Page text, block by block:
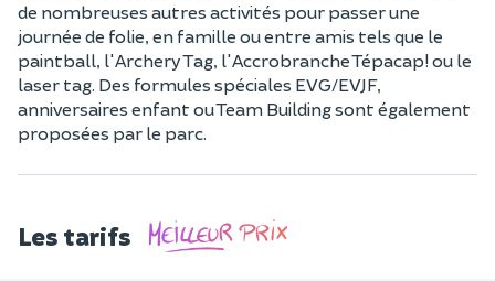
de nombreuses autres activités pour passer une
journée de folie, en famille ou entre amis tels que le
paintball, l'Archery Tag, l'Accrobranche Tépacap! ou le
laser tag. Des formules spéciales EVG/EVJF,
anniversaires enfant ou Team Building sont également
proposées par le parc.
Les tarifs